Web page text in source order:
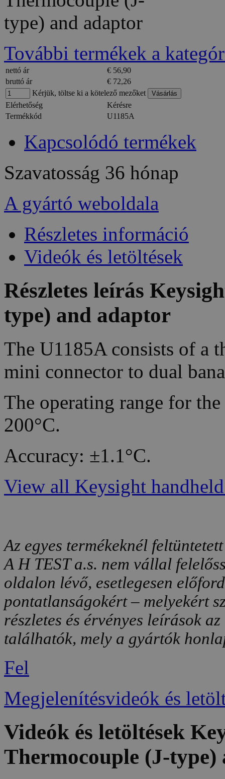
További termékek a
nettó ár
€ 56,90
bruttó ár
€ 72,26
Kérjük, töltse ki a kötelező mezőket
Elérhetőség
Kérésre
Termékkód
U1185A
Kapcsolódó termékek
Szavatosság 36 hónap
A gyártó weboldala
Részletes információ
Videók és letöltések
Részletes leírás
type) and adaptor
The U1185A consists of a
mini connector to dual
The operating range for
200°C.
Accuracy: ±1.1°C.
View all Keysight
Az egyes termékeknél
A H TEST a.s. nem vállal
oldalon lévő, esetlegesen
pontatlanságokért – melyekért
részletes és érvényes leírások
találhatók, mely a gyártók
Fel
Megjelenítésvideók és
Videók és letöltések
Thermocouple (J-type)